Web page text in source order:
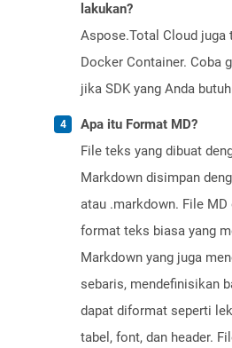
lakukan?
Aspose.Total Cloud juga
Docker Container. Coba
jika SDK yang Anda
Apa itu Format MD?
File teks yang dibuat
Markdown disimpan
atau .markdown. File
format teks biasa yang
Markdown yang juga
sebaris, mendefinisikan
dapat diformat seperti
tabel, font, dan header.